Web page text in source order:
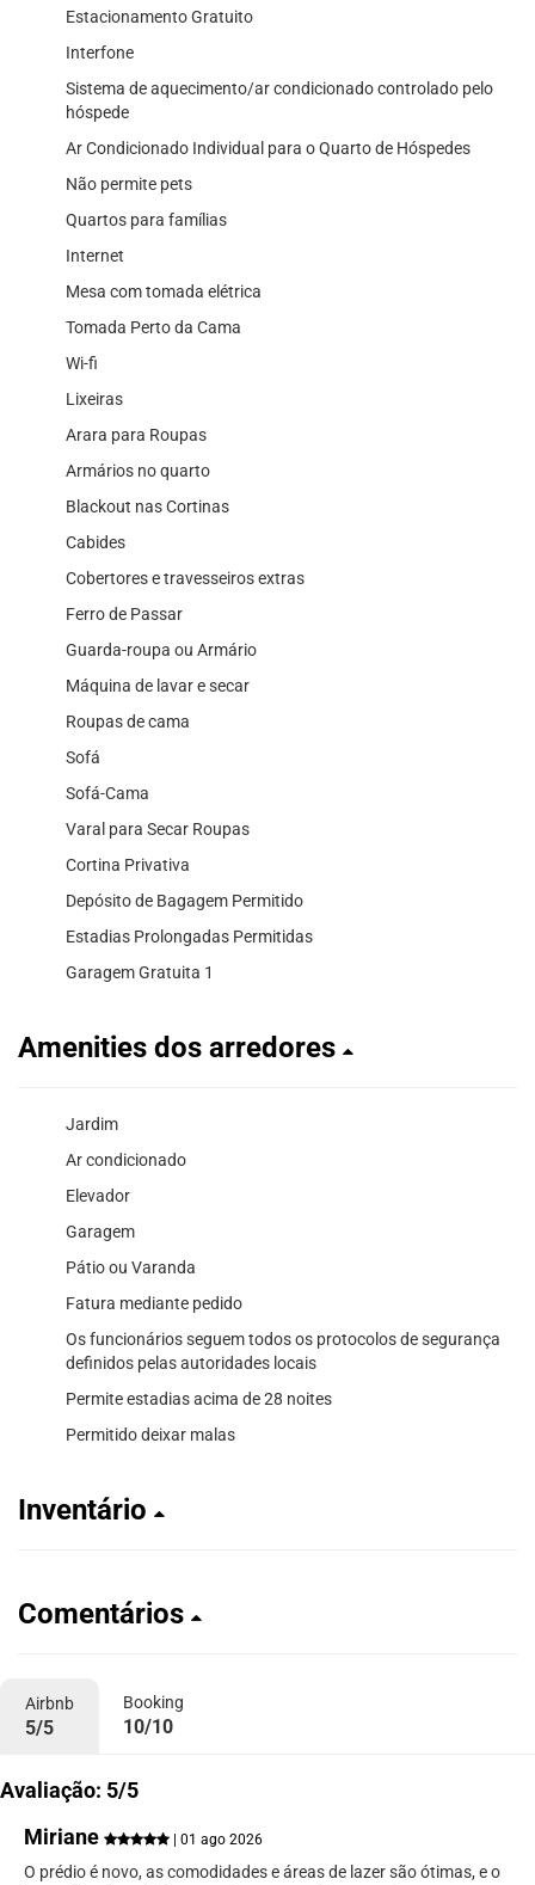
Estacionamento Gratuito
Interfone
Sistema de aquecimento/ar condicionado controlado pelo
hóspede
Ar Condicionado Individual para o Quarto de Hóspedes
Não permite pets
Quartos para famílias
Internet
Mesa com tomada elétrica
Tomada Perto da Cama
Wi-fi
Lixeiras
Arara para Roupas
Armários no quarto
Blackout nas Cortinas
Cabides
Cobertores e travesseiros extras
Ferro de Passar
Guarda-roupa ou Armário
Máquina de lavar e secar
Roupas de cama
Sofá
Sofá-Cama
Varal para Secar Roupas
Cortina Privativa
Depósito de Bagagem Permitido
Estadias Prolongadas Permitidas
Garagem Gratuita 1
Amenities dos arredores
Jardim
Ar condicionado
Elevador
Garagem
Pátio ou Varanda
Fatura mediante pedido
Os funcionários seguem todos os protocolos de segurança
definidos pelas autoridades locais
Permite estadias acima de 28 noites
Permitido deixar malas
Inventário
Comentários
Airbnb
5/5
Booking
10/10
Avaliação: 5/5
Miriane
| 01 ago 2026
O prédio é novo, as comodidades e áreas de lazer são ótimas, e o